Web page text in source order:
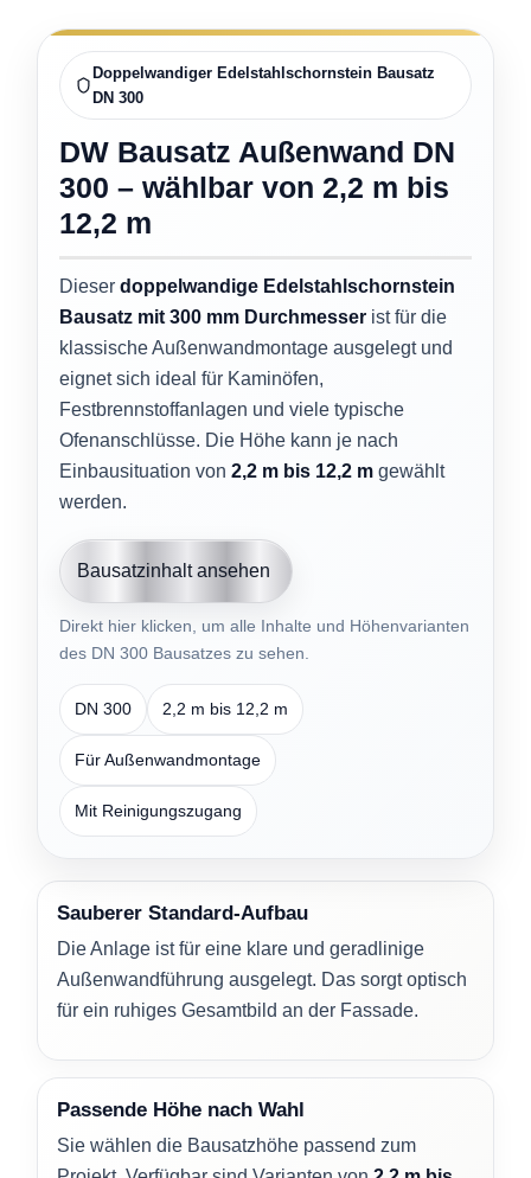
Doppelwandiger Edelstahlschornstein Bausatz
DN 300
DW Bausatz Außenwand DN
300 – wählbar von 2,2 m bis
12,2 m
Dieser doppelwandige Edelstahlschornstein
Bausatz mit 300 mm Durchmesser ist für die
klassische Außenwandmontage ausgelegt und
eignet sich ideal für Kaminöfen,
Festbrennstoffanlagen und viele typische
Ofenanschlüsse. Die Höhe kann je nach
Einbausituation von 2,2 m bis 12,2 m gewählt
werden.
Bausatzinhalt ansehen
Direkt hier klicken, um alle Inhalte und Höhenvarianten
des DN 300 Bausatzes zu sehen.
DN 300 2,2 m bis 12,2 m
Für Außenwandmontage
Mit Reinigungszugang
Sauberer Standard-Aufbau
Die Anlage ist für eine klare und geradlinige
Außenwandführung ausgelegt. Das sorgt optisch
für ein ruhiges Gesamtbild an der Fassade.
Passende Höhe nach Wahl
Sie wählen die Bausatzhöhe passend zum